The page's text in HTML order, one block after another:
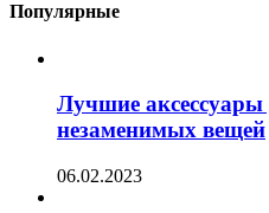
Популярные
Лучшие аксессуары
незаменимых вещей
06.02.2023